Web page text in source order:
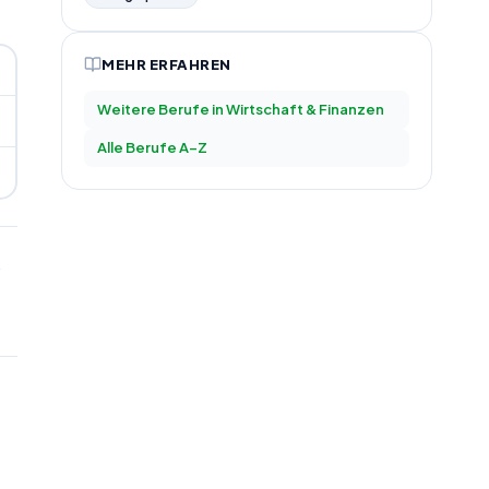
MEHR ERFAHREN
Weitere Berufe inWirtschaft & Finanzen
Alle Berufe A–Z